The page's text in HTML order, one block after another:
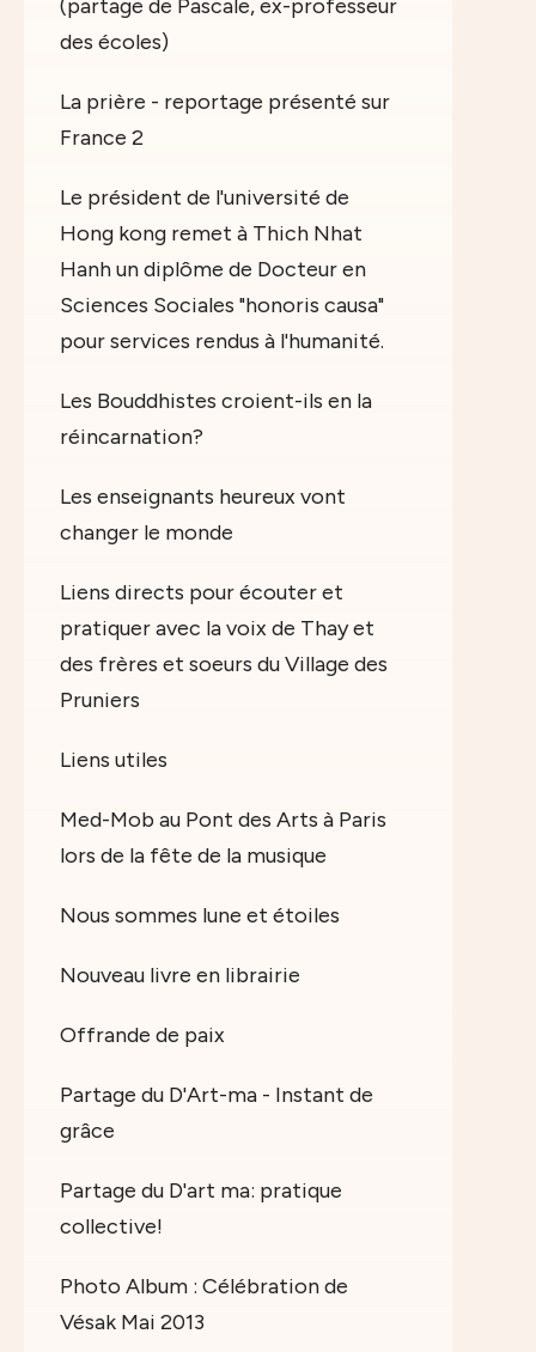
(partage de Pascale, ex-professeur
des écoles)
La prière - reportage présenté sur
France 2
Le président de l'université de
Hong kong remet à Thich Nhat
Hanh un diplôme de Docteur en
Sciences Sociales "honoris causa"
pour services rendus à l'humanité.
Les Bouddhistes croient-ils en la
réincarnation?
Les enseignants heureux vont
changer le monde
Liens directs pour écouter et
pratiquer avec la voix de Thay et
des frères et soeurs du Village des
Pruniers
Liens utiles
Med-Mob au Pont des Arts à Paris
lors de la fête de la musique
Nous sommes lune et étoiles
Nouveau livre en librairie
Offrande de paix
Partage du D'Art-ma - Instant de
grâce
Partage du D'art ma: pratique
collective!
Photo Album : Célébration de
Vésak Mai 2013